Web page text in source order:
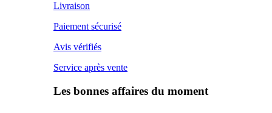
Livraison
Paiement sécurisé
Avis vérifiés
Service après vente
Les bonnes affaires du moment